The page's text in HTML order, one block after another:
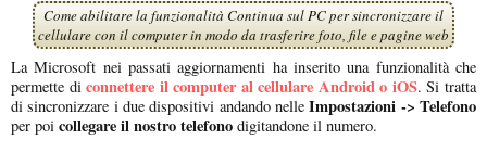
Come abilitare la funzionalità Continua sul PC per sincronizzare il
cellulare con il computer in modo da trasferire foto, file e pagine web
La Microsoft nei passati aggiornamenti ha inserito una funzionalità che
permette di connettere il computer al cellulare Android o iOS. Si tratta
di sincronizzare i due dispositivi andando nelleImpostazioni -> Telefono
per poi collegare il nostro telefono digitandone il numero.